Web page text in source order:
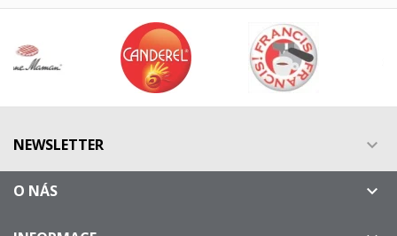
NEWSLETTER 
O NÁS 